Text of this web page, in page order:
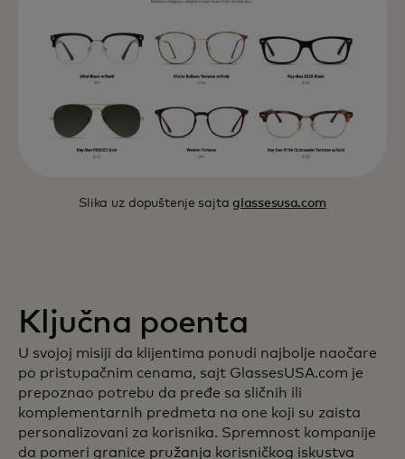
Slika uz dopuštenje sajtaglassesusa.com
Ključna poenta
U svojoj misiji da klijentima ponudi najbolje naočare
po pristupačnim cenama, sajt GlassesUSA.com je
prepoznao potrebu da pređe sa sličnih ili
komplementarnih predmeta na one koji su zaista
personalizovani za korisnika. Spremnost kompanije
da pomeri granice pružanja korisničkog iskustva